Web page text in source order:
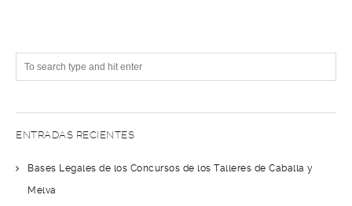
ENTRADAS RECIENTES
Bases Legales de los Concursos de los Talleres de Caballa y
Melva